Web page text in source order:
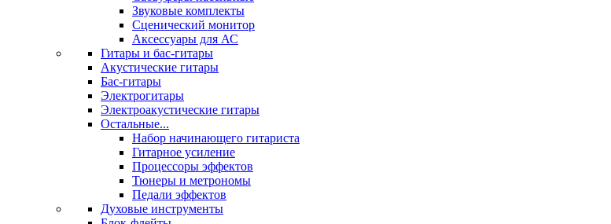
Звуковые комплекты
Сценический монитор
Аксессуары для АС
Гитары и бас-гитары
Акустические гитары
Бас-гитары
Электрогитары
Электроакустические гитары
Остальные...
Набор начинающего гитариста
Гитарное усиление
Процессоры эффектов
Тюнеры и метрономы
Педали эффектов
Духовые инструменты